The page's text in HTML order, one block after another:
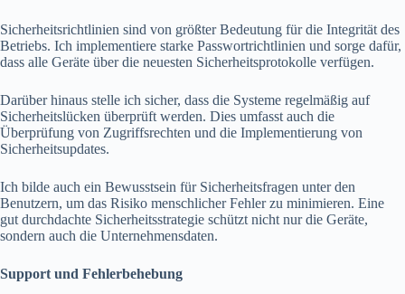
Sicherheitsrichtlinien sind von größter Bedeutung für die Integrität des
Betriebs. Ich implementiere starke Passwortrichtlinien und sorge dafür,
dass alle Geräte über die neuesten Sicherheitsprotokolle verfügen.
Darüber hinaus stelle ich sicher, dass die Systeme regelmäßig auf
Sicherheitslücken überprüft werden. Dies umfasst auch die
Überprüfung von Zugriffsrechten und die Implementierung von
Sicherheitsupdates.
Ich bilde auch ein Bewusstsein für Sicherheitsfragen unter den
Benutzern, um das Risiko menschlicher Fehler zu minimieren. Eine
gut durchdachte Sicherheitsstrategie schützt nicht nur die Geräte,
sondern auch die Unternehmensdaten.
Support und Fehlerbehebung